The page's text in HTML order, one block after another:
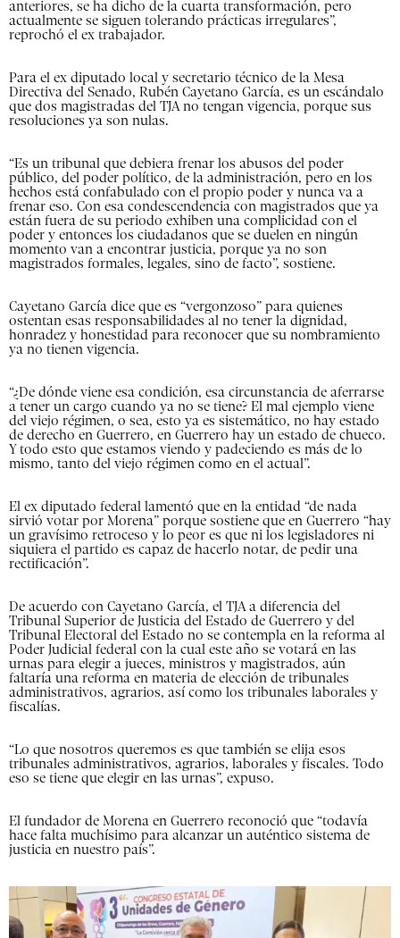
anteriores, se ha dicho de la cuarta transformación, pero
actualmente se siguen tolerando prácticas irregulares”,
reprochó el ex trabajador.
Para el ex diputado local y secretario técnico de la Mesa
Directiva del Senado, Rubén Cayetano García, es un escándalo
que dos magistradas del TJA no tengan vigencia, porque sus
resoluciones ya son nulas.
“Es un tribunal que debiera frenar los abusos del poder
público, del poder político, de la administración, pero en los
hechos está confabulado con el propio poder y nunca va a
frenar eso. Con esa condescendencia con magistrados que ya
están fuera de su periodo exhiben una complicidad con el
poder y entonces los ciudadanos que se duelen en ningún
momento van a encontrar justicia, porque ya no son
magistrados formales, legales, sino de facto”, sostiene.
Cayetano García dice que es “vergonzoso” para quienes
ostentan esas responsabilidades al no tener la dignidad,
honradez y honestidad para reconocer que su nombramiento
ya no tienen vigencia.
“¿De dónde viene esa condición, esa circunstancia de aferrarse
a tener un cargo cuando ya no se tiene? El mal ejemplo viene
del viejo régimen, o sea, esto ya es sistemático, no hay estado
de derecho en Guerrero, en Guerrero hay un estado de chueco.
Y todo esto que estamos viendo y padeciendo es más de lo
mismo, tanto del viejo régimen como en el actual”.
El ex diputado federal lamentó que en la entidad “de nada
sirvió votar por Morena” porque sostiene que en Guerrero “hay
un gravísimo retroceso y lo peor es que ni los legisladores ni
siquiera el partido es capaz de hacerlo notar, de pedir una
rectificación”.
De acuerdo con Cayetano García, el TJA a diferencia del
Tribunal Superior de Justicia del Estado de Guerrero y del
Tribunal Electoral del Estado no se contempla en la reforma al
Poder Judicial federal con la cual este año se votará en las
urnas para elegir a jueces, ministros y magistrados, aún
faltaría una reforma en materia de elección de tribunales
administrativos, agrarios, así como los tribunales laborales y
fiscalías.
“Lo que nosotros queremos es que también se elija esos
tribunales administrativos, agrarios, laborales y fiscales. Todo
eso se tiene que elegir en las urnas”, expuso.
El fundador de Morena en Guerrero reconoció que “todavía
hace falta muchísimo para alcanzar un auténtico sistema de
justicia en nuestro país”.